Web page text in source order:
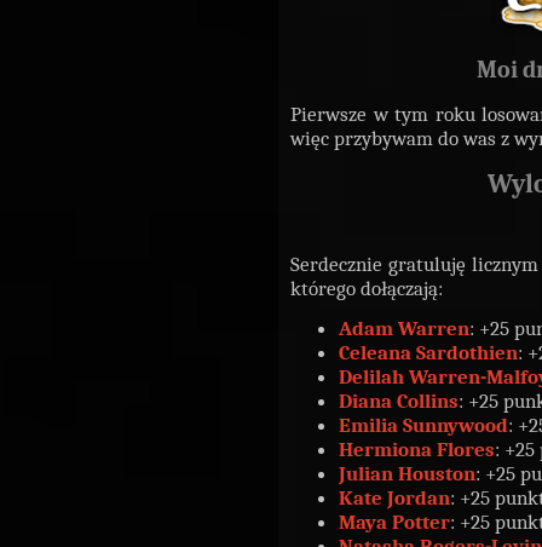
Moi
Pierwsze w tym roku
więc przybywam do was z
Serdecznie gratuluję
którego dołączają:
Adam Warren: +25
Celeana Sardothien:
Delilah Warren-
Diana Collins: +25
Emilia Sunnywood:
Hermiona Flores:
Julian Houston: +25
Kate Jordan: +25
Maya Potter: +25